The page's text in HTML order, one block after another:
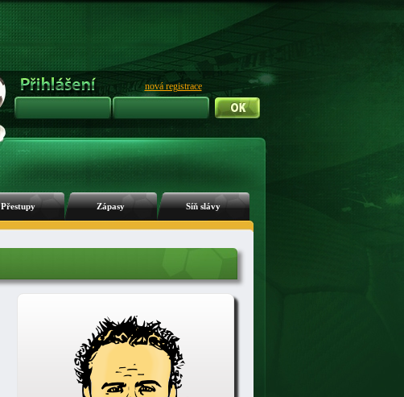
nová registrace
Přestupy Zápasy Síň slávy